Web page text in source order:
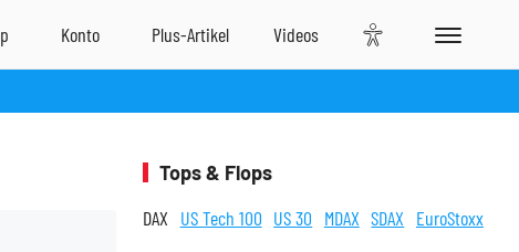
Tops & Flops
DAX US Tech 100 US 30 MDAX SDAX EuroStoxx